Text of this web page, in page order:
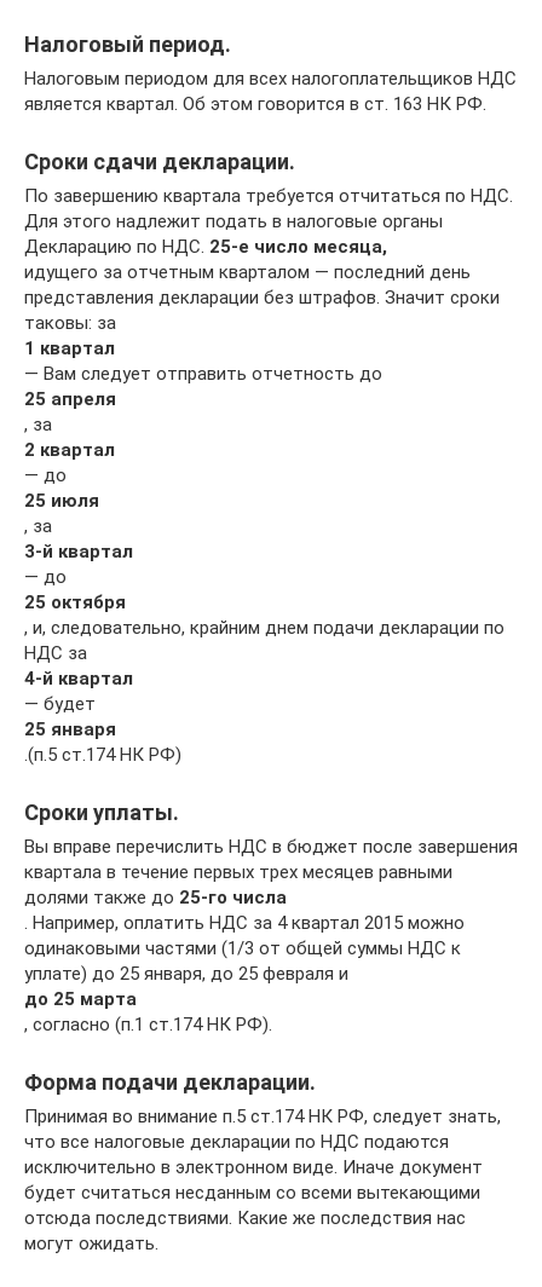
Налоговый период.
Налоговым периодом для всех налогоплательщиков НДС
является квартал. Об этом говорится в ст. 163 НК РФ.
Сроки сдачи декларации.
По завершению квартала требуется отчитаться по НДС.
Для этого надлежит подать в налоговые органы
Декларацию по НДС. 25-е число месяца,
идущего за отчетным кварталом — последний день
представления декларации без штрафов. Значит сроки
таковы: за
1 квартал
— Вам следует отправить отчетность до
25 апреля
, за
2 квартал
— до
25 июля
, за
3-й квартал
— до
25 октября
, и, следовательно, крайним днем подачи декларации по
НДС за
4-й квартал
— будет
25 января
.(п.5 ст.174 НК РФ)
Сроки уплаты.
Вы вправе перечислить НДС в бюджет после завершения
квартала в течение первых трех месяцев равными
долями также до 25-го числа
. Например, оплатить НДС за 4 квартал 2015 можно
одинаковыми частями (1/3 от общей суммы НДС к
уплате) до 25 января, до 25 февраля и
до 25 марта
, согласно (п.1 ст.174 НК РФ).
Форма подачи декларации.
Принимая во внимание п.5 ст.174 НК РФ, следует знать,
что все налоговые декларации по НДС подаются
исключительно в электронном виде. Иначе документ
будет считаться несданным со всеми вытекающими
отсюда последствиями. Какие же последствия нас
могут ожидать.